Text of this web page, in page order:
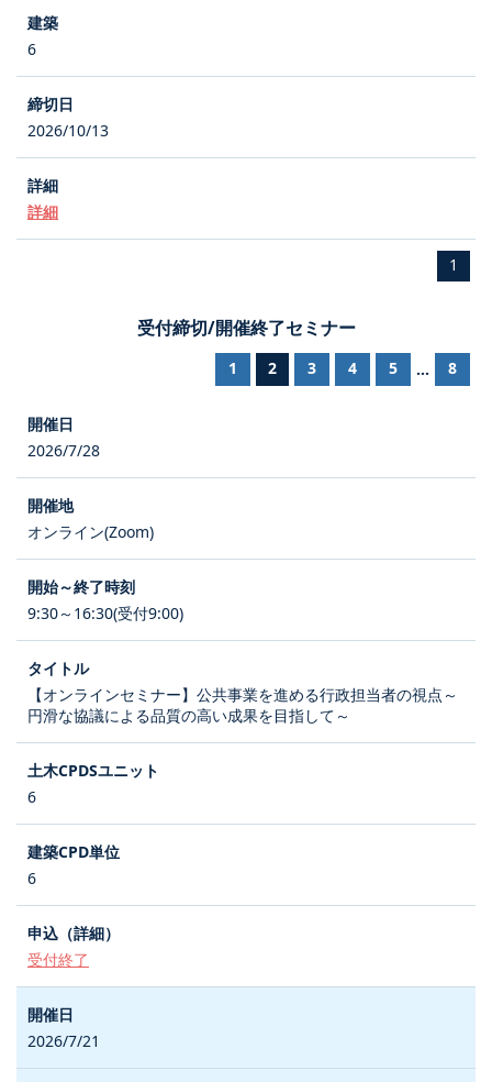
6
2026/10/13
詳細
1
受付締切/開催終了セミナー
1 2 3 4 5 ... 8
2026/7/28
オンライン(Zoom)
9:30～16:30(受付9:00)
【オンラインセミナー】公共事業を進める行政担当者の視点～
円滑な協議による品質の高い成果を目指して～
6
6
受付終了
2026/7/21